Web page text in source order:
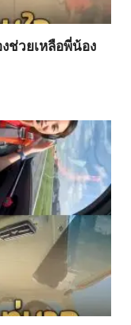
ช่วยเหลือพี่น้อง